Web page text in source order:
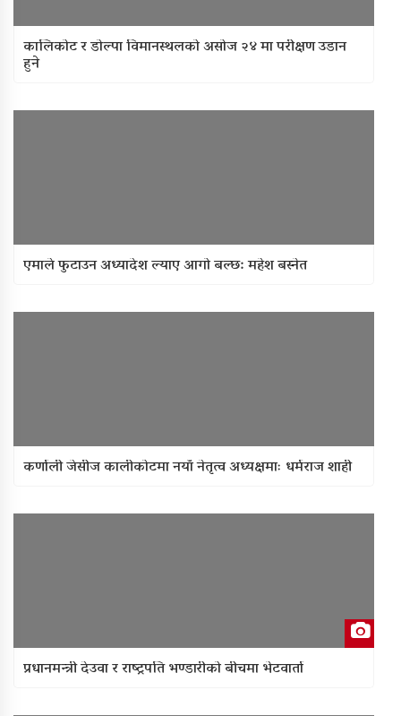
कालिकोट र डोल्पा विमानस्थलको असोज २४ मा परीक्षण उडान
हुने
एमाले फुटाउन अध्यादेश ल्याए आगो बल्छ: महेश बस्नेत
कर्णाली जेसीज कालीकोटमा नयाँ नेतृत्व अध्यक्षमाः धर्मराज शाही
प्रधानमन्त्री देउवा र राष्ट्रपति भण्डारीको बीचमा भेटवार्ता